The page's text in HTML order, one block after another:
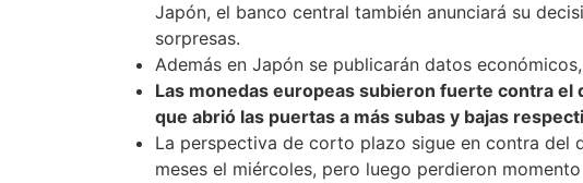
Japón, el banco central también anunciará su
sorpresas.
Además en Japón se publicarán datos
Las monedas europeas subieron fuerte contra el
que abrió las puertas a más subas y bajas
La perspectiva de corto plazo sigue en contra del
meses el miércoles, pero luego perdieron